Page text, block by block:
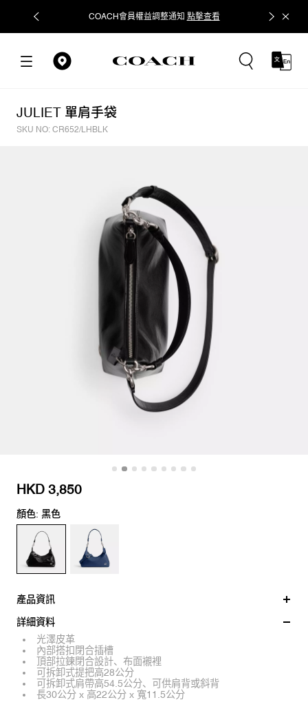
COACH會員權益調整通知 點擊查看 立即追蹤
JULIET 單肩手袋
SKU NO: CR652/LHBLK
HKD 3,850
顏色: 黑色
產品資訊
詳細資料
光澤皮革
內部搭扣閉合插槽
頂部拉鍊閉合設計、布面襯裡
可拆卸式提把高28公分
可拆卸式肩帶高54.5公分、可供肩背或斜背
長30公分 x 高22公分 x 寬11.5公分